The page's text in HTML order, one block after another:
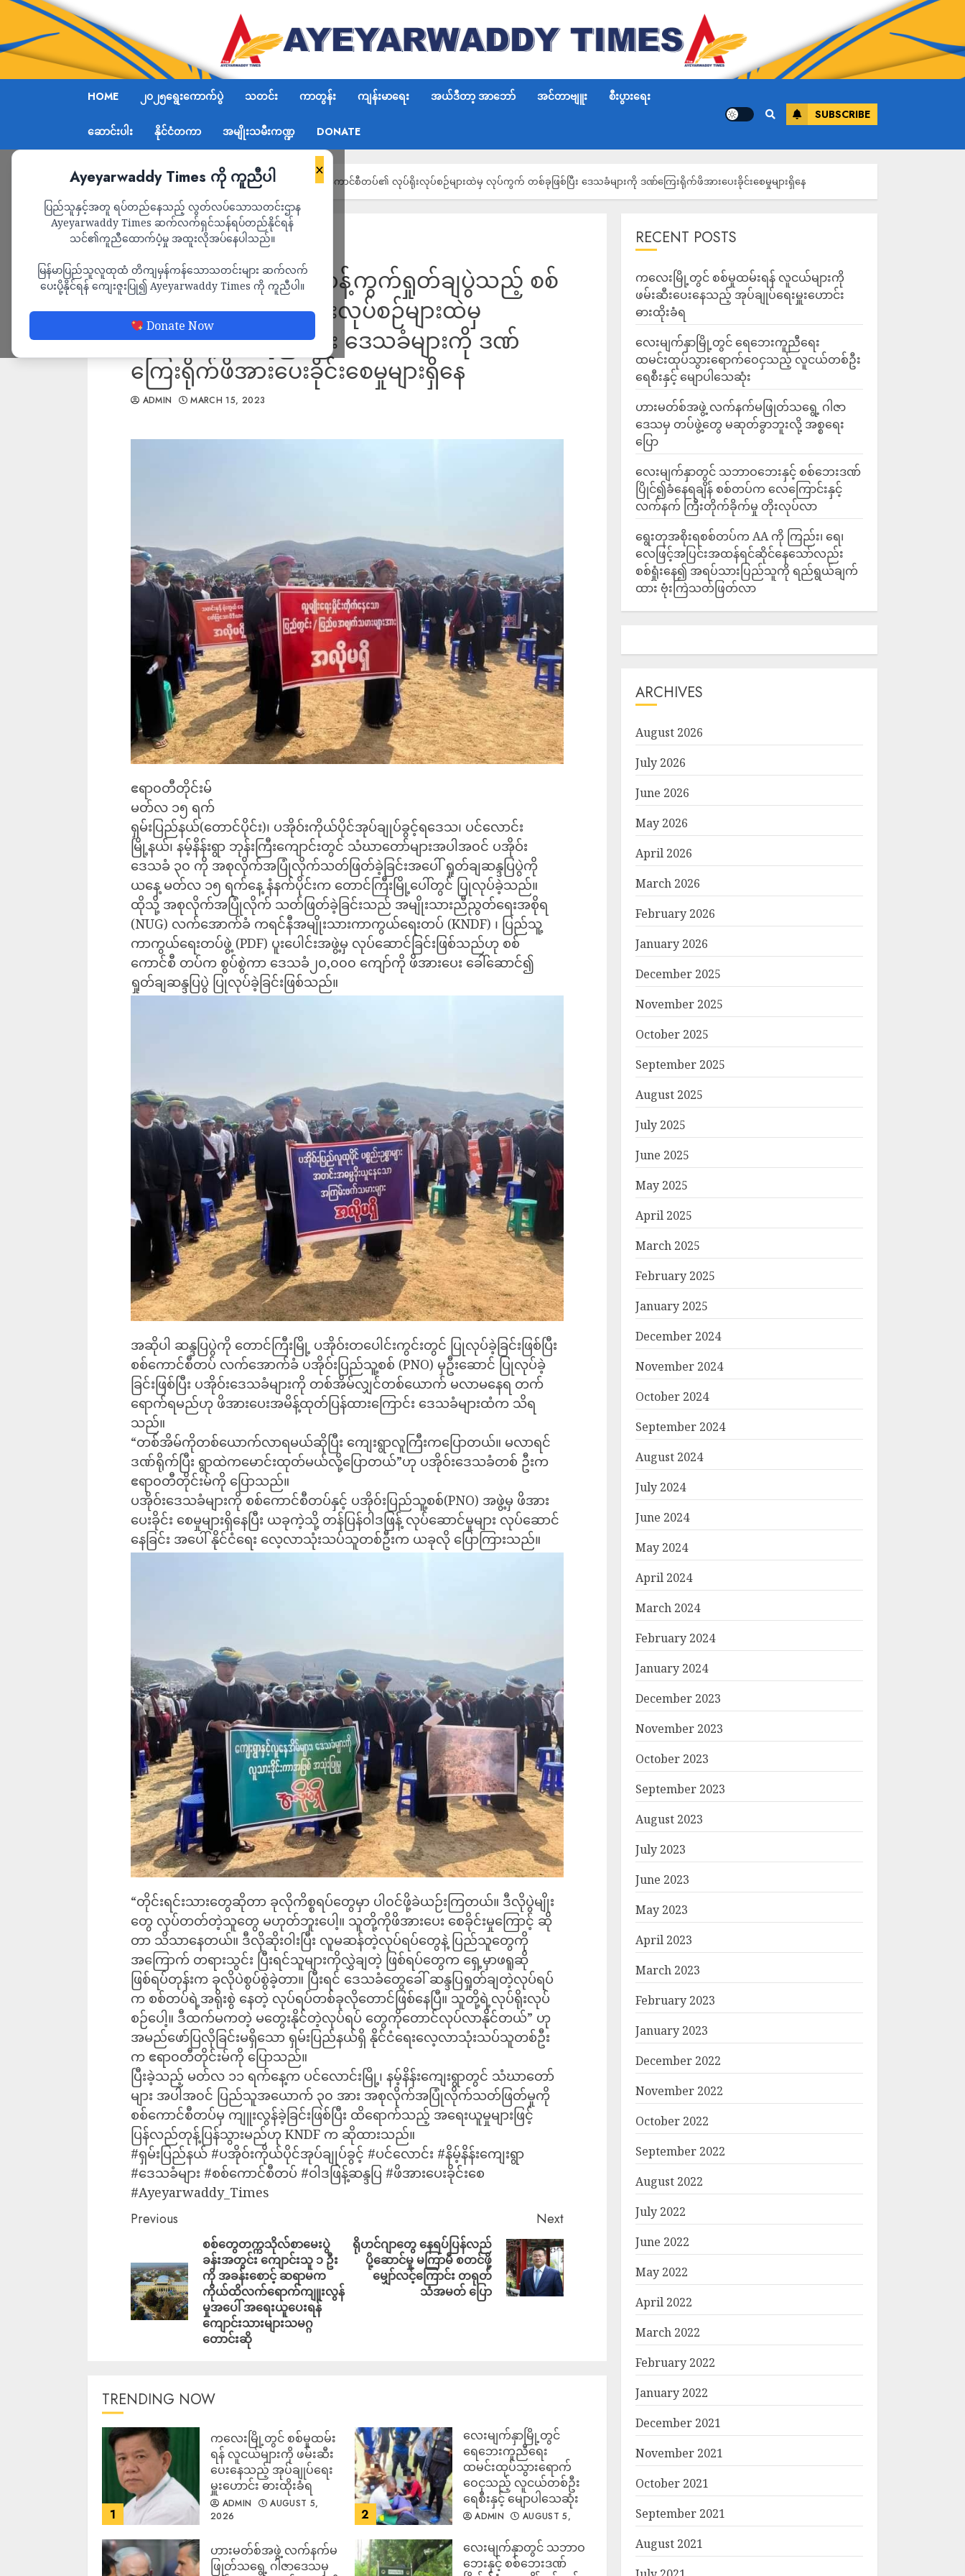
HOME ၂၀၂၅ရွေးကောက်ပွဲ သတင်း ကာတွန်း ကျန်းမာရေး အယ်ဒီတာ့ အာဘော် အင်တာဗျူး စီးပွားရေး
ဆောင်းပါး နိုင်ငံတကာ အမျိုးသမီးကဏ္ဍ DONATE
SUBSCRIBE
×
Ayeyarwaddy Times ကို ကူညီပါ
ပြည်သူနှင့်အတူ ရပ်တည်နေသည့် လွတ်လပ်သောသတင်းဌာန
Ayeyarwaddy Times ဆက်လက်ရှင်သန်ရပ်တည်နိုင်ရန်
သင်၏ကူညီထောက်ပံ့မှု အထူးလိုအပ်နေပါသည်။
မြန်မာပြည်သူလူထုထံ တိကျမှန်ကန်သောသတင်းများ ဆက်လက်
ပေးပို့နိုင်ရန် ကျေးဇူးပြု၍ Ayeyarwaddy Times ကို ကူညီပါ။
Donate Now
Home နိမ့်နိန်းဖြစ်စဉ်အပေါ် ကန့်ကွက်ရှုတ်ချပွဲသည့် စစ်ကောင်စီတပ်၏ လုပ်ရိုးလုပ်စဉ်များထဲမှ လုပ်ကွက် တစ်ခုဖြစ်ပြီး ဒေသခံများကို ဒဏ်ကြေးရိုက်ဖိအားပေးခိုင်းစေမှုများရှိနေ
သတင်း
နိမ့်နိန်းဖြစ်စဉ်အပေါ် ကန့်ကွက်ရှုတ်ချပွဲသည့် စစ်
ကောင်စီတပ်၏ လုပ်ရိုးလုပ်စဉ်များထဲမှ
လုပ်ကွက် တစ်ခုဖြစ်ပြီး ဒေသခံများကို ဒဏ်
ကြေးရိုက်ဖိအားပေးခိုင်းစေမှုများရှိနေ
ADMIN MARCH 15, 2023
ဧရာ၀တီတိုင်းမ်
မတ်လ ၁၅ ရက်
ရှမ်းပြည်နယ်(တောင်ပိုင်း)၊ ပအိုဝ်းကိုယ်ပိုင်အုပ်ချုပ်ခွင့်ရဒေသ၊ ပင်လောင်း
မြို့နယ်၊ နမ့်နိန်းရွာ ဘုန်းကြီးကျောင်းတွင် သံဃာတော်များအပါအ၀င် ပအိုဝ်း
ဒေသခံ ၃၀ ကို အစုလိုက်အပြုံလိုက်သတ်ဖြတ်ခဲ့ခြင်းအပေါ် ရှုတ်ချဆန္ဒပြပွဲကို
ယနေ့ မတ်လ ၁၅ ရက်နေ့ နံနက်ပိုင်းက တောင်ကြီးမြို့ပေါ်တွင် ပြုလုပ်ခဲ့သည်။
ထိုသို့ အစုလိုက်အပြုံလိုက် သတ်ဖြတ်ခဲ့ခြင်းသည် အမျိုးသားညီညွတ်ရေးအစိုရ
(NUG) လက်အောက်ခံ ကရင်နီအမျိုးသားကာကွယ်ရေးတပ် (KNDF) ၊ ပြည်သူ့
ကာကွယ်ရေးတပ်ဖွဲ့ (PDF) ပူးပေါင်းအဖွဲ့မှ လုပ်ဆောင်ခြင်းဖြစ်သည်ဟု စစ်
ကောင်စီ တပ်က စွပ်စွဲကာ ဒေသခံ၂၀,၀၀၀ ကျော်ကို ဖိအားပေး ခေါ်ဆောင်၍
ရှုတ်ချဆန္ဒပြပွဲ ပြုလုပ်ခဲ့ခြင်းဖြစ်သည်။
အဆိုပါ ဆန္ဒပြပွဲကို တောင်ကြီးမြို့ ပအိုဝ်းတပေါင်းကွင်းတွင် ပြုလုပ်ခဲ့ခြင်းဖြစ်ပြီး
စစ်ကောင်စီတပ် လက်အောက်ခံ ပအိုဝ်းပြည်သူ့စစ် (PNO) မှဦးဆောင် ပြုလုပ်ခဲ့
ခြင်းဖြစ်ပြီး ပအိုဝ်းဒေသခံများကို တစ်အိမ်လျှင်တစ်ယောက် မလာမနေရ တက်
ရောက်ရမည်ဟု ဖိအားပေးအမိန့်ထုတ်ပြန်ထားကြောင်း ဒေသခံများထံက သိရ
သည်။
“တစ်အိမ်ကိုတစ်ယောက်လာရမယ်ဆိုပြီး ကျေးရွာလူကြီးကပြောတယ်။ မလာရင်
ဒဏ်ရိုက်ပြီး ရွာထဲကမောင်းထုတ်မယ်လို့ပြောတယ်”ဟု ပအိုဝ်းဒေသခံတစ် ဦးက
ဧရာ၀တီတိုင်းမ်ကို ပြောသည်။
ပအိုဝ်းဒေသခံများကို စစ်ကောင်စီတပ်နှင့် ပအို၀်းပြည်သူ့စစ်(PNO) အဖွဲ့မှ ဖိအား
ပေးခိုင်း စေမှုများရှိနေပြီး ယခုကဲ့သို့ တန်ပြန်ဝါဒဖြန့် လုပ်ဆောင်မှုများ လုပ်ဆောင်
နေခြင်း အပေါ် နိုင်ငံရေး လေ့လာသုံးသပ်သူတစ်ဦးက ယခုလို ပြောကြားသည်။
“တိုင်းရင်းသားတွေဆိုတာ ခုလိုကိစ္စရပ်တွေမှာ ပါ၀င်ဖို့ခဲယဉ်းကြတယ်။ ဒီလိုပွဲမျိုး
တွေ လုပ်တတ်တဲ့သူတွေ မဟုတ်ဘူးပေါ့။ သူတို့ကိုဖိအားပေး စေခိုင်းမှုကြောင့် ဆို
တာ သိသာနေတယ်။ ဒီလိုဆိုးဝါးပြီး လူမဆန်တဲ့လုပ်ရပ်တွေနဲ့ ပြည်သူတွေကို
အကြောက် တရားသွင်း ပြီးရင်သူများကိုလွှဲချတဲ့ ဖြစ်ရပ်တွေက ရှေ့မှာဖရူဆို
ဖြစ်ရပ်တုန်းက ခုလိုပဲစွပ်စွဲခဲ့တာ။ ပြီးရင် ဒေသခံတွေခေါ် ဆန္ဒပြရှုတ်ချတဲ့လုပ်ရပ်
က စစ်တပ်ရဲ့အရိုးစွဲ နေတဲ့ လုပ်ရပ်တစ်ခုလိုတောင်ဖြစ်နေပြီ။ သူတို့ရဲ့လုပ်ရိုးလုပ်
စဉ်ပေါ့။ ဒီထက်မကတဲ့ မတွေးနိုင်တဲ့လုပ်ရပ် တွေကိုတောင်လုပ်လာနိုင်တယ်” ဟု
အမည်ဖော်ပြလိုခြင်းမရှိသော ရှမ်းပြည်နယ်ရှိ နိုင်ငံရေးလေ့လာသုံးသပ်သူတစ်ဦး
က ဧရာ၀တီတိုင်းမ်ကို ပြောသည်။
ပြီးခဲ့သည့် မတ်လ ၁၁ ရက်နေ့က ပင်လောင်းမြို့၊ နမ့်နိန်းကျေးရွာတွင် သံဃာတော်
များ အပါအ၀င် ပြည်သူအယောက် ၃၀ အား အစုလိုက်အပြုံလိုက်သတ်ဖြတ်မှုကို
စစ်ကောင်စီတပ်မှ ကျူးလွန်ခဲ့ခြင်းဖြစ်ပြီး ထိရောက်သည့် အရေးယူမှုများဖြင့်
ပြန်လည်တုန့်ပြန်သွားမည်ဟု KNDF က ဆိုထားသည်။
#ရှမ်းပြည်နယ် #ပအိုဝ်းကိုယ်ပိုင်အုပ်ချုပ်ခွင့် #ပင်လောင်း #နိမ့်နိန်းကျေးရွာ
#ဒေသခံများ #စစ်ကောင်စီတပ် #ဝါဒဖြန့်ဆန္ဒပြ #ဖိအားပေးခိုင်းစေ
#Ayeyarwaddy_Times
Previous
စစ်တွေတက္ကသိုလ်စာမေးပွဲ
ခန်းအတွင်း ကျောင်းသူ ၁ ဦး
ကို အခန်းစောင့် ဆရာမက
ကိုယ်ထိလက်ရောက်ကျူးလွန်
မှုအပေါ် အရေးယူပေးရန်
ကျောင်းသားများသမဂ္ဂ
တောင်းဆို
Next
ရိုဟင်ဂျာတွေ နေရပ်ပြန်လည်
ပို့ဆောင်မှု မကြာမီ စတင်ဖို့
မျှော်လင့်ကြောင်း တရုတ်
သံအမတ် ပြော
TRENDING NOW
1
ကလေးမြို့တွင် စစ်မှုထမ်း
ရန် လူငယ်များကို ဖမ်းဆီး
ပေးနေသည့် အုပ်ချုပ်ရေး
မှူးဟောင်း ဓားထိုးခံရ
ADMIN
AUGUST 5,
2026
2
လေးမျက်နှာမြို့တွင်
ရေဘေးကူညီရေး
ထမင်းထုပ်သွားရောက်
ဝေငှသည့် လူငယ်တစ်ဦး
ရေစီးနှင့် မျောပါသေဆုံး
ADMIN
AUGUST 5,
ဟားမတ်စ်အဖွဲ့ လက်နက်မ
ဖြုတ်သရွေ့ ဂါဇာဒေသမှ
‎လေးမျက်နှာတွင် သဘာဝ
ဘေးနှင့် စစ်ဘေးဒဏ်
RECENT POSTS
ကလေးမြို့တွင် စစ်မှုထမ်းရန် လူငယ်များကို
ဖမ်းဆီးပေးနေသည့် အုပ်ချုပ်ရေးမှူးဟောင်း
ဓားထိုးခံရ
လေးမျက်နှာမြို့တွင် ရေဘေးကူညီရေး
ထမင်းထုပ်သွားရောက်ဝေငှသည့် လူငယ်တစ်ဦး
ရေစီးနှင့် မျောပါသေဆုံး
ဟားမတ်စ်အဖွဲ့ လက်နက်မဖြုတ်သရွေ့ ဂါဇာ
ဒေသမှ တပ်ဖွဲ့တွေ မဆုတ်ခွာဘူးလို့ အစ္စရေး
ပြော
‎လေးမျက်နှာတွင် သဘာဝဘေးနှင့် စစ်ဘေးဒဏ်
ပြိုင်၍ခံနေရချိန် စစ်တပ်က လေကြောင်းနှင့်
လက်နက် ကြီးတိုက်ခိုက်မှု တိုးလုပ်လာ
ရွေးတုအစိုးရစစ်တပ်က AA ကို ကြည်း၊ ရေ၊
လေဖြင့်အပြင်းအထန်ရင်ဆိုင်နေသော်လည်း
စစ်ရှုံးနေ၍ အရပ်သားပြည်သူကို ရည်ရွယ်ချက်
ထား ဗုံးကြဲသတ်ဖြတ်လာ
ARCHIVES
August 2026
July 2026
June 2026
May 2026
April 2026
March 2026
February 2026
January 2026
December 2025
November 2025
October 2025
September 2025
August 2025
July 2025
June 2025
May 2025
April 2025
March 2025
February 2025
January 2025
December 2024
November 2024
October 2024
September 2024
August 2024
July 2024
June 2024
May 2024
April 2024
March 2024
February 2024
January 2024
December 2023
November 2023
October 2023
September 2023
August 2023
July 2023
June 2023
May 2023
April 2023
March 2023
February 2023
January 2023
December 2022
November 2022
October 2022
September 2022
August 2022
July 2022
June 2022
May 2022
April 2022
March 2022
February 2022
January 2022
December 2021
November 2021
October 2021
September 2021
August 2021